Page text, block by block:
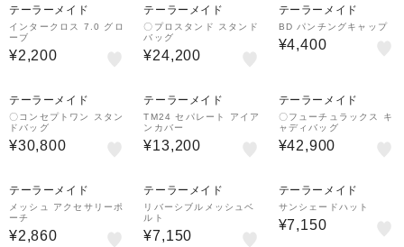
テーラーメイド
インタークロス 7.0 グロ
ーブ
¥2,200
テーラーメイド
〇プロスタンド スタンド
バッグ
¥24,200
テーラーメイド
BD パンチングキャップ
¥4,400
テーラーメイド
〇コンセプトワン スタン
ドバッグ
¥30,800
テーラーメイド
TM24 セパレート アイア
ンカバー
¥13,200
テーラーメイド
〇フューチュラックス キ
ャディバッグ
¥42,900
テーラーメイド
メッシュ アクセサリーポ
ーチ
¥2,860
テーラーメイド
リバーシブルメッシュベ
ルト
¥7,150
テーラーメイド
サンシェードハット
¥7,150